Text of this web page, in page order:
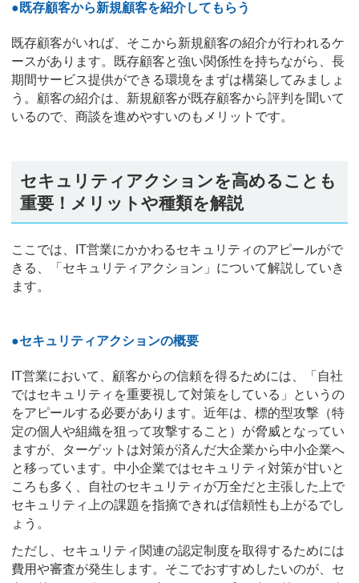
●既存顧客から新規顧客を紹介してもらう
既存顧客がいれば、そこから新規顧客の紹介が行われるケ
ースがあります。既存顧客と強い関係性を持ちながら、長
期間サービス提供ができる環境をまずは構築してみましょ
う。顧客の紹介は、新規顧客が既存顧客から評判を聞いて
いるので、商談を進めやすいのもメリットです。
セキュリティアクションを高めることも
重要！メリットや種類を解説
ここでは、IT営業にかかわるセキュリティのアピールがで
きる、「セキュリティアクション」について解説していき
ます。
●セキュリティアクションの概要
IT営業において、顧客からの信頼を得るためには、「自社
ではセキュリティを重要視して対策をしている」というの
をアピールする必要があります。近年は、標的型攻撃（特
定の個人や組織を狙って攻撃すること）が脅威となってい
ますが、ターゲットは対策が済んだ大企業から中小企業へ
と移っています。中小企業ではセキュリティ対策が甘いと
ころも多く、自社のセキュリティが万全だと主張した上で
セキュリティ上の課題を指摘できれば信頼性も上がるでし
ょう。
ただし、セキュリティ関連の認定制度を取得するためには
費用や審査が発生します。そこでおすすめしたいのが、セ